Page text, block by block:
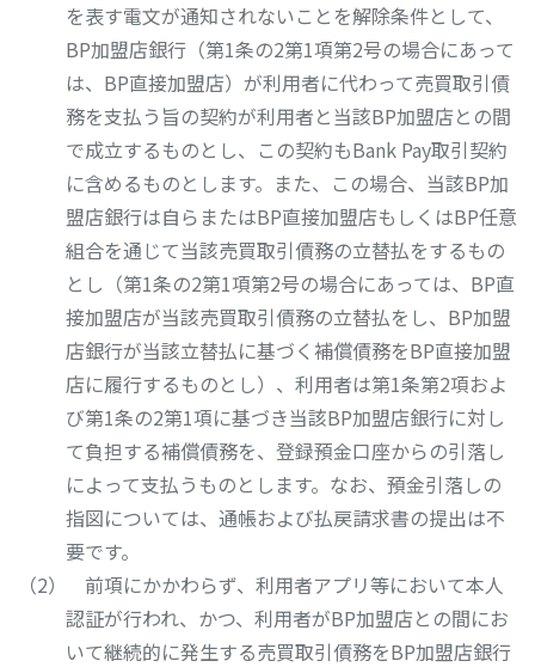
を表す電文が通知されないことを解除条件として、
BP加盟店銀行（第1条の2第1項第2号の場合にあって
は、BP直接加盟店）が利用者に代わって売買取引債
務を支払う旨の契約が利用者と当該BP加盟店との間
で成立するものとし、この契約もBank Pay取引契約
に含めるものとします。また、この場合、当該BP加
盟店銀行は自らまたはBP直接加盟店もしくはBP任意
組合を通じて当該売買取引債務の立替払をするもの
とし（第1条の2第1項第2号の場合にあっては、BP直
接加盟店が当該売買取引債務の立替払をし、BP加盟
店銀行が当該立替払に基づく補償債務をBP直接加盟
店に履行するものとし）、利用者は第1条第2項およ
び第1条の2第1項に基づき当該BP加盟店銀行に対し
て負担する補償債務を、登録預金口座からの引落し
によって支払うものとします。なお、預金引落しの
指図については、通帳および払戻請求書の提出は不
要です。
前項にかかわらず、利用者アプリ等において本人
認証が行われ、かつ、利用者がBP加盟店との間にお
いて継続的に発生する売買取引債務をBP加盟店銀行